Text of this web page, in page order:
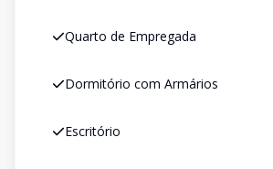
Quarto de Empregada
Dormitório com Armários
Escritório